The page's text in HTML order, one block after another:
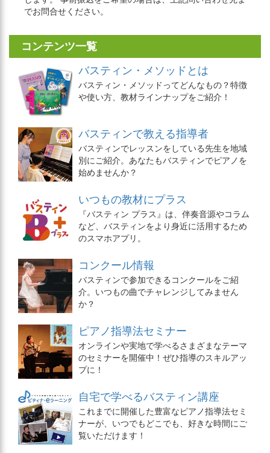
でお問合せください。
コンテンツ一覧
バスティン・メソッドとは
バスティン・メソッドってどんなもの？特徴
や使い方、教材ラインナップをご紹介！
バスティンで教える指導者
バスティンでレッスンをしている先生を地域
別にご紹介。あなたもバスティンでピアノを
始めませんか？
いつもの教材にプラス
『バスティン プラス』は、伴奏音源やコラム
など、バスティンをより身近に活用するため
のスマホアプリ。
コンクール情報
バスティンで参加できるコンクールをご紹
介。いつもの曲でチャレンジしてみません
か？
ピアノ指導法セミナー
オンラインや実地で学べるさまざまなテーマ
のセミナーを開催中！ぜひ指導のスキルアッ
プに！
自宅で学べるバスティン講座
これまでに開催した豊富なピアノ指導法セミ
ナーが、いつでもどこでも、好きな時間にご
覧いただけます！